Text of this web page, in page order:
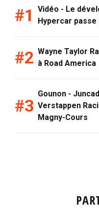
Vidéo - Le
Hypercar
Wayne Taylor
à Road America
Gounon -
Verstappen
Magny-Cours